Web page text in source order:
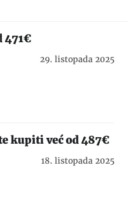
471€
29. listopada 2025
kupiti već od 487€
18. listopada 2025